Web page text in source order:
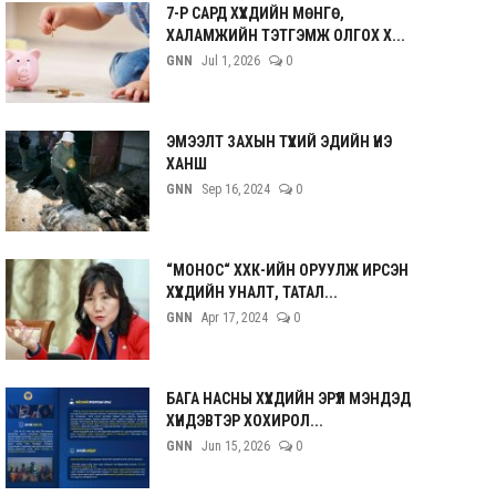
7-Р САРД ХҮҮХДИЙН МӨНГӨ,
ХАЛАМЖИЙН ТЭТГЭМЖ ОЛГОХ Х...
GNN Jul 1, 2026 0
ЭМЭЭЛТ ЗАХЫН ТҮҮХИЙ ЭДИЙН ҮНЭ
ХАНШ
GNN Sep 16, 2024 0
“МОНОС“ ХХК-ИЙН ОРУУЛЖ ИРСЭН
ХҮҮХДИЙН УНАЛТ, ТАТАЛ...
GNN Apr 17, 2024 0
БАГА НАСНЫ ХҮҮХДИЙН ЭРҮҮЛ МЭНДЭД
ХҮНДЭВТЭР ХОХИРОЛ...
GNN Jun 15, 2026 0